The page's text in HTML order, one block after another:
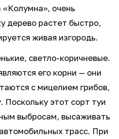
«Колумна», очень
дерево растет быстро,
живая изгородь.
светло-коричневые.
его корни — они
с мицелием грибов,
Поскольку этот сорт туи
выбросам, высаживать
трасс. При